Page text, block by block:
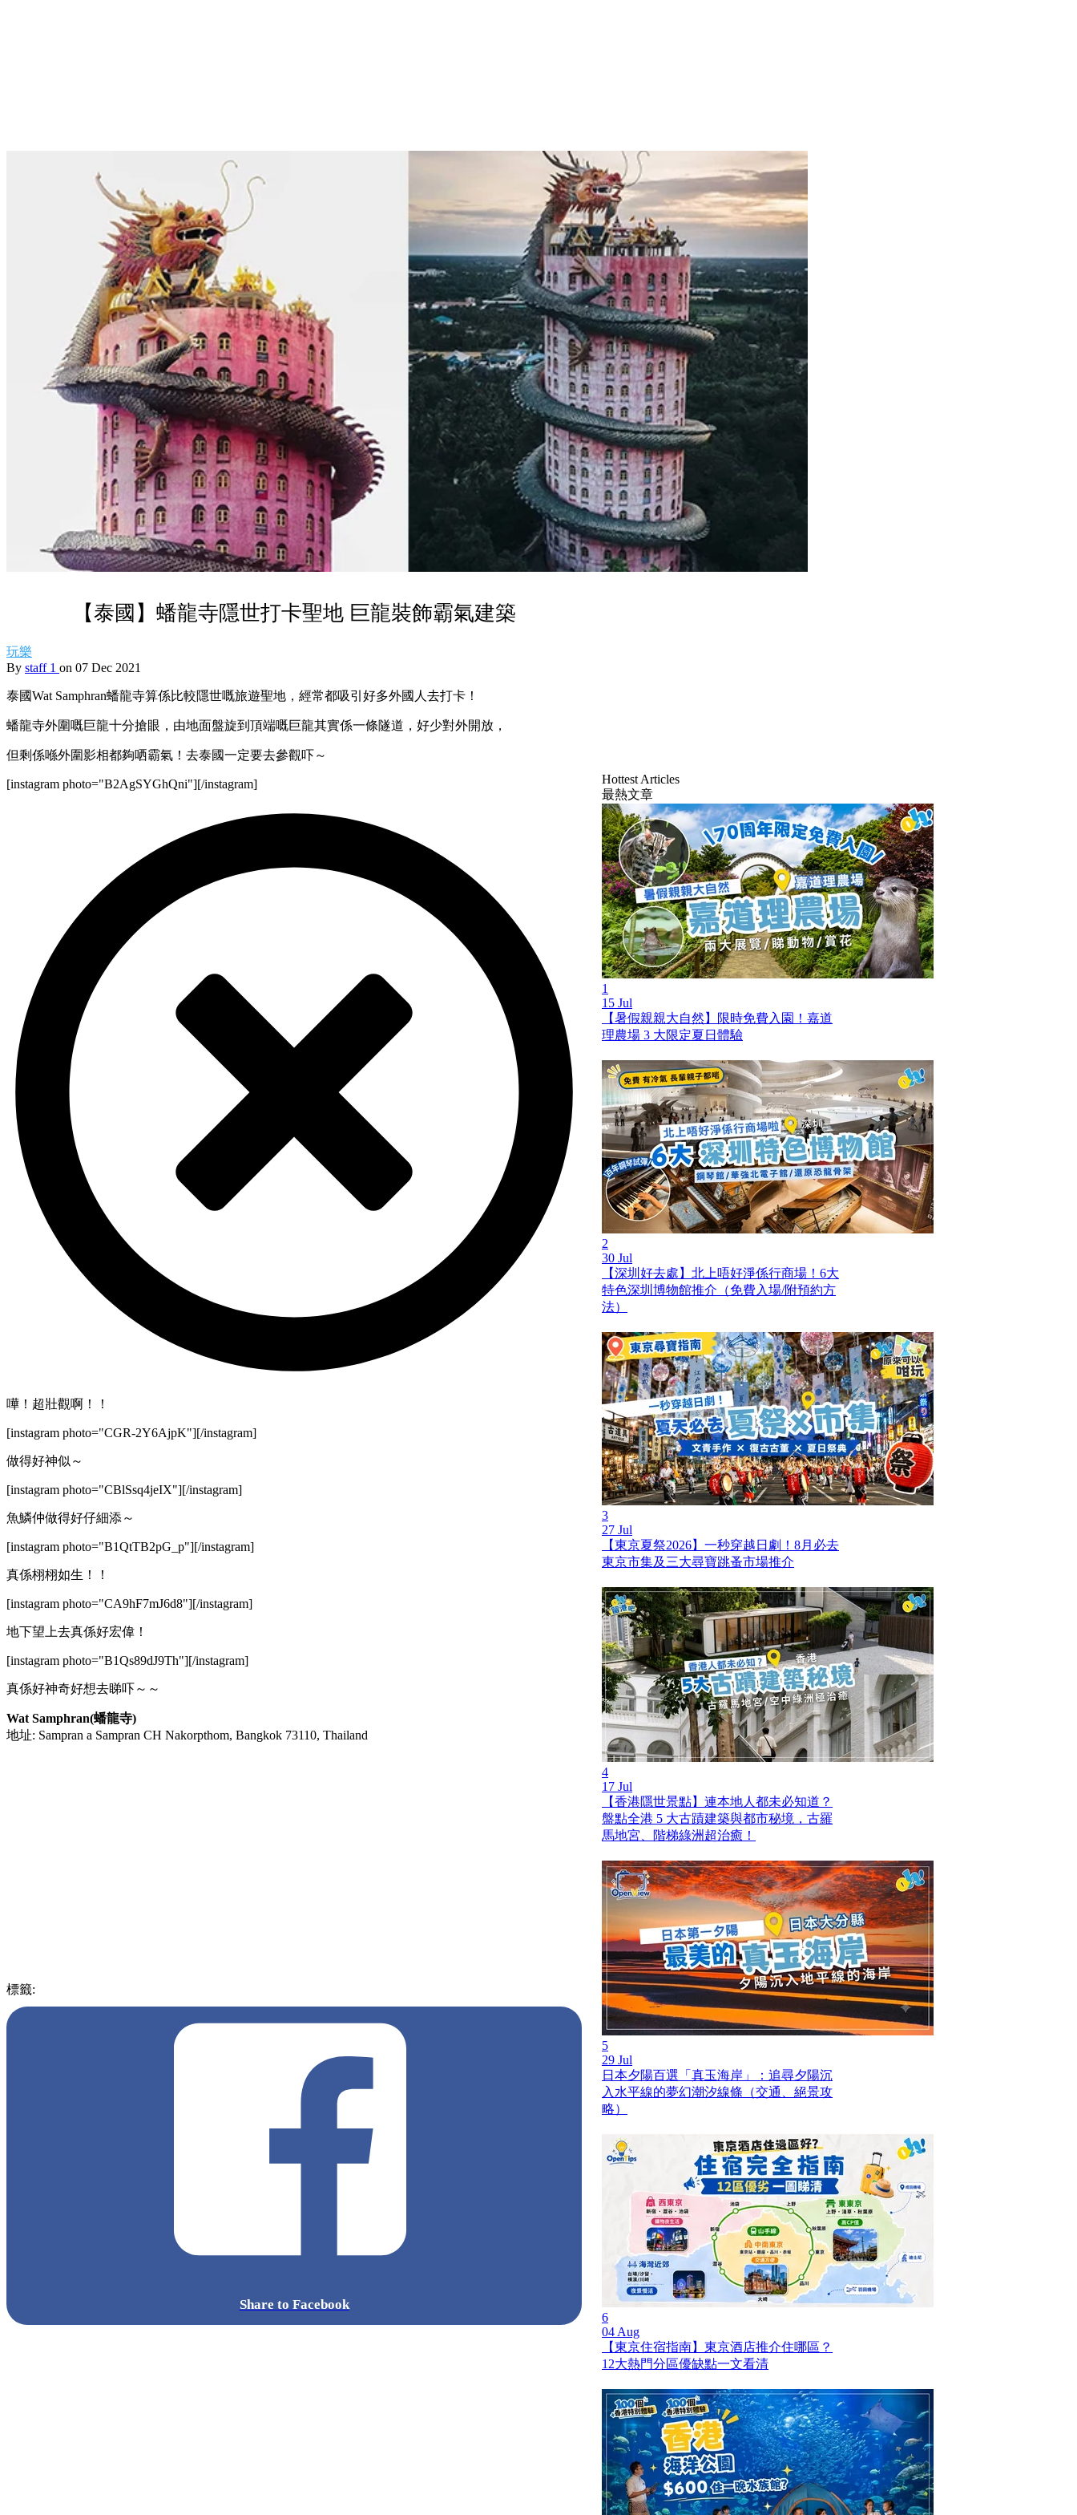
【泰國】蟠龍寺隱世打卡聖地 巨龍裝飾霸氣建築
玩樂
By staff 1 on 07 Dec 2021
泰國Wat Samphran蟠龍寺算係比較隱世嘅旅遊聖地，經常都吸引好多外國人去打卡！
蟠龍寺外圍嘅巨龍十分搶眼，由地面盤旋到頂端嘅巨龍其實係一條隧道，好少對外開放，
但剩係喺外圍影相都夠哂霸氣！去泰國一定要去參觀吓～
[instagram photo="B2AgSYGhQni"][/instagram]
嘩！超壯觀啊！！
[instagram photo="CGR-2Y6AjpK"][/instagram]
做得好神似～
[instagram photo="CBlSsq4jeIX"][/instagram]
魚鱗仲做得好仔細添～
[instagram photo="B1QtTB2pG_p"][/instagram]
真係栩栩如生！！
[instagram photo="CA9hF7mJ6d8"][/instagram]
地下望上去真係好宏偉！
[instagram photo="B1Qs89dJ9Th"][/instagram]
真係好神奇好想去睇吓～～
Wat Samphran(蟠龍寺)
地址: Sampran a Sampran CH Nakorpthom, Bangkok 73110, Thailand
標籤:
Share to Facebook
Hottest Articles
最熱文章
1
15 Jul
【暑假親親大自然】限時免費入園！嘉道
理農場 3 大限定夏日體驗
2
30 Jul
【深圳好去處】北上唔好淨係行商場！6大
特色深圳博物館推介（免費入場/附預約方
法）
3
27 Jul
【東京夏祭2026】一秒穿越日劇！8月必去
東京市集及三大尋寶跳蚤市場推介
4
17 Jul
【香港隱世景點】連本地人都未必知道？
盤點全港 5 大古蹟建築與都市秘境，古羅
馬地宮、階梯綠洲超治癒！
5
29 Jul
日本夕陽百選「真玉海岸」：追尋夕陽沉
入水平線的夢幻潮汐線條（交通、絕景攻
略）
6
04 Aug
【東京住宿指南】東京酒店推介住哪區？
12大熱門分區優缺點一文看清